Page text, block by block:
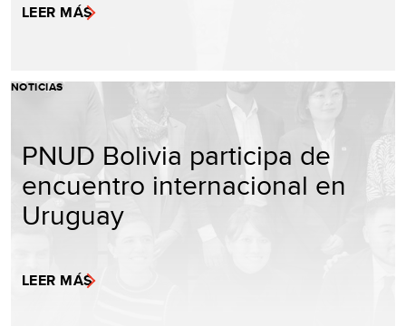
LEER MÁS
NOTICIAS
PNUD Bolivia participa de
encuentro internacional en
Uruguay
LEER MÁS